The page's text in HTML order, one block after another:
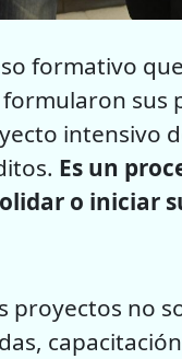
formativo
sus
intensivo
Es un
o iniciar
proyectos no